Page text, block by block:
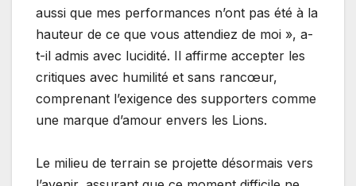
aussi que mes performances n’ont pas été à la
hauteur de ce que vous attendiez de moi », a-
t-il admis avec lucidité. Il affirme accepter les
critiques avec humilité et sans rancœur,
comprenant l’exigence des supporters comme
une marque d’amour envers les Lions.
Le milieu de terrain se projette désormais vers